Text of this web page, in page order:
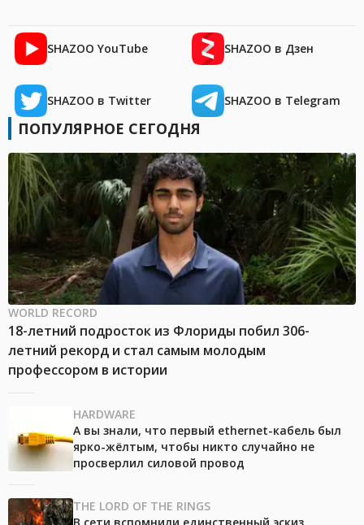
SHAZOO YouTube SHAZOO в Дзен
SHAZOO в Twitter SHAZOO в Telegram
ПОПУЛЯРНОЕ СЕГОДНЯ
WORLD RECORD
18-летний подросток из Флориды побил 306-
летний рекорд и стал самым молодым
профессором в истории
HARDWARE
А вы знали, что первый ethernet-кабель был
ярко-жёлтым, чтобы никто случайно не
просверлил силовой провод
THE LORD OF THE RINGS